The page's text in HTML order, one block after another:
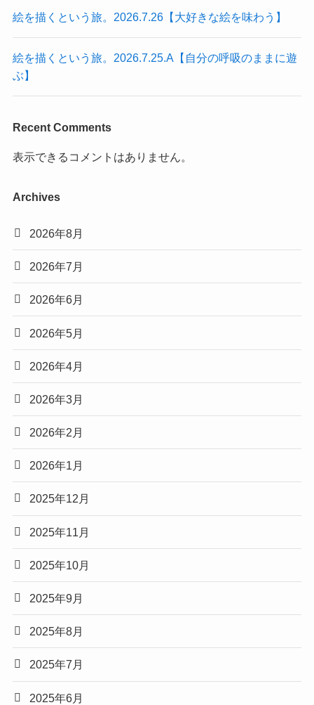
絵を描くという旅。2026.7.26【大好きな絵を味わう】
絵を描くという旅。2026.7.25.A【自分の呼吸のままに遊
ぶ】
Recent Comments
表示できるコメントはありません。
Archives
2026年8月
2026年7月
2026年6月
2026年5月
2026年4月
2026年3月
2026年2月
2026年1月
2025年12月
2025年11月
2025年10月
2025年9月
2025年8月
2025年7月
2025年6月